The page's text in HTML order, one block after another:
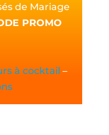
de Mariage
PROMO
à cocktail –